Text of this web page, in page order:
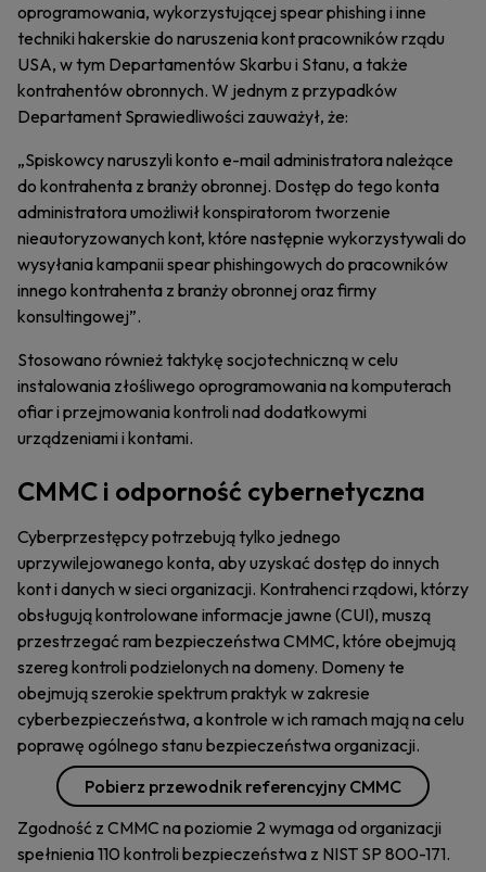
oprogramowania, wykorzystującej spear phishing i inne
techniki hakerskie do naruszenia kont pracowników rządu
USA, w tym Departamentów Skarbu i Stanu, a także
kontrahentów obronnych. W jednym z przypadków
Departament Sprawiedliwości zauważył, że:
„Spiskowcy naruszyli konto e-mail administratora należące
do kontrahenta z branży obronnej. Dostęp do tego konta
administratora umożliwił konspiratorom tworzenie
nieautoryzowanych kont, które następnie wykorzystywali do
wysyłania kampanii spear phishingowych do pracowników
innego kontrahenta z branży obronnej oraz firmy
konsultingowej”.
Stosowano również taktykę socjotechniczną w celu
instalowania złośliwego oprogramowania na komputerach
ofiar i przejmowania kontroli nad dodatkowymi
urządzeniami i kontami.
CMMC i odporność cybernetyczna
Cyberprzestępcy potrzebują tylko jednego
uprzywilejowanego konta, aby uzyskać dostęp do innych
kont i danych w sieci organizacji. Kontrahenci rządowi, którzy
obsługują kontrolowane informacje jawne (CUI), muszą
przestrzegać ram bezpieczeństwa CMMC, które obejmują
szereg kontroli podzielonych na domeny. Domeny te
obejmują szerokie spektrum praktyk w zakresie
cyberbezpieczeństwa, a kontrole w ich ramach mają na celu
poprawę ogólnego stanu bezpieczeństwa organizacji.
Pobierz przewodnik referencyjny CMMC
Zgodność z CMMC na poziomie 2 wymaga od organizacji
spełnienia 110 kontroli bezpieczeństwa z NIST SP 800-171.